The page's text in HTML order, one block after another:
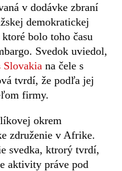
v dodávke zbraní
demokratickej
bolo toho času
Svedok uviedol,
Slovakia na čele s
tvrdí, že podľa jej
firmy.
okrem
združenie v Afrike.
svedka, ktrorý tvrdí,
aktivity práve pod